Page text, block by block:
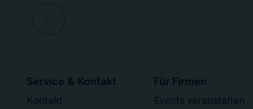
Service & Kontakt
Kontakt
Für Firmen
Events veranstalten